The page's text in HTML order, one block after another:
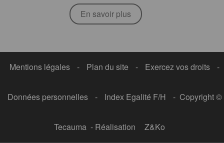
En savoir plus
Mentions légales - Plan du site - Exercez vos droits -
Données personnelles - Index Egalité F/H - Copyright ©
Tecauma - Réalisation Z&Ko